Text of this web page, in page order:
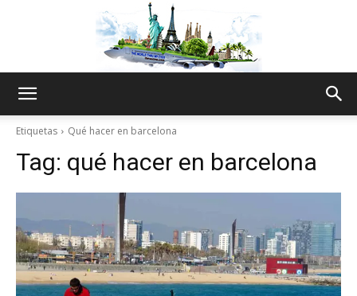
Thru
Etiquetas Qué hacer en barcelona
Tag: qué hacer en barcelona